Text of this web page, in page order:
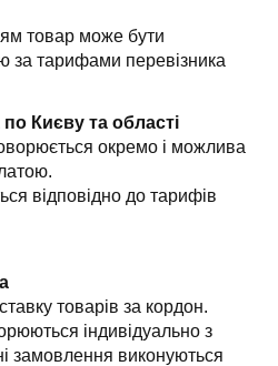
товар може бути
за тарифами перевізника
Києву та області
окремо і можлива
відповідно до тарифів
товарів за кордон.
індивідуально з
замовлення виконуються